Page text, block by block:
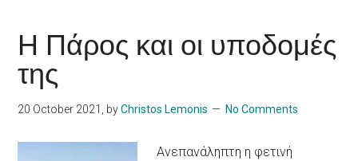
Η Πάρος και οι υποδομές
της
20 October 2021 , byChristos Lemonis No Comments
Ανεπανάληπτη η φετινή